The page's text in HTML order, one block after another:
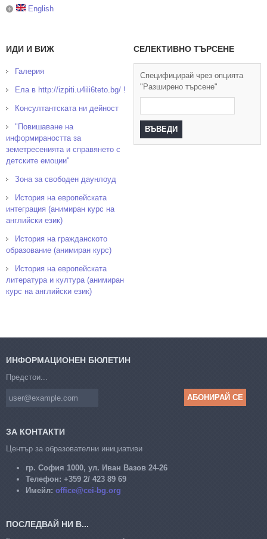
English
ИДИ И ВИЖ
Галерия
Ела в http://izpiti.u4ili6teto.bg/ !
Консултантската ни дейност
"Повишаване на
информираността за
земетресенията и справянето с
детските емоции"
Зона за свободен даунлоуд
История на европейската
интеграция (анимиран курс на
английски език)
История на гражданското
образование (анимиран курс)
История на европейската
литература и култура (анимиран
курс на английски език)
СЕЛЕКТИВНО ТЪРСЕНЕ
Специфицирай чрез опцията
"Разширено търсене"
ИНФОРМАЦИОНЕН БЮЛЕТИН
Предстои...
ЗА КОНТАКТИ
Център за образователни инициативи
гр. София 1000, ул. Иван Вазов 24-26
Телефон: +359 2/ 423 89 69
Имейл: office@cei-bg.org
ПОСЛЕДВАЙ НИ В...